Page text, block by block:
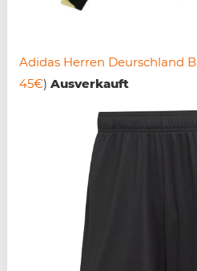
Adidas Herren Deurschland
45€) Ausverkauft